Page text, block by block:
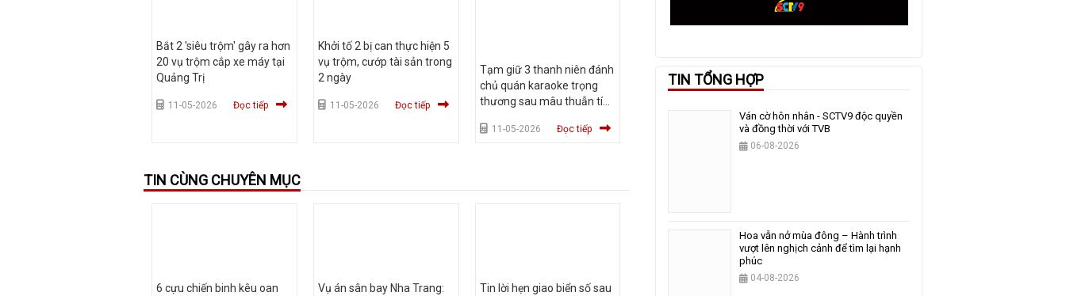
Bắt 2 'siêu trộm' gây ra hơn
20 vụ trộm cắp xe máy tại
Quảng Trị
11-05-2026 Đọc tiếp
Khởi tố 2 bị can thực hiện 5
vụ trộm, cướp tài sản trong
2 ngày
11-05-2026 Đọc tiếp
Tạm giữ 3 thanh niên đánh
chủ quán karaoke trọng
thương sau mâu thuẫn tính
11-05-2026 Đọc tiếp
TIN CÙNG CHUYÊN MỤC
6 cựu chiến binh kêu oan
Vụ án sân bay Nha Trang:
Tin lời hẹn giao biển số sau
TIN TỔNG HỢP
Ván cờ hôn nhân - SCTV9 độc quyền
và đồng thời với TVB
06-08-2026
Hoa vẫn nở mùa đông – Hành trình
vượt lên nghịch cảnh để tìm lại hạnh
phúc
04-08-2026